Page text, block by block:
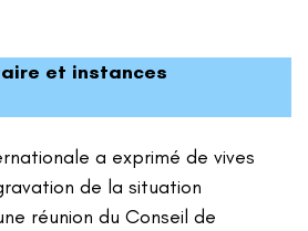
et instances
a exprimé de vives
de la situation
réunion du Conseil de